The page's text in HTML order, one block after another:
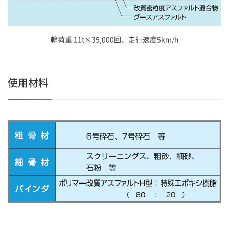
輪荷重 11t×35,000回、走行速度5km/h
使用材料